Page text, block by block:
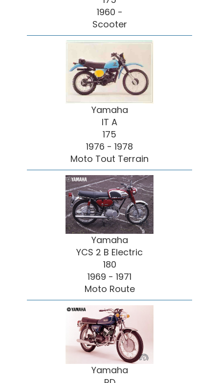
1960 -
Scooter
Yamaha
IT A
175
1976 - 1978
Moto Tout Terrain
Yamaha
YCS 2 B Electric
180
1969 - 1971
Moto Route
Yamaha